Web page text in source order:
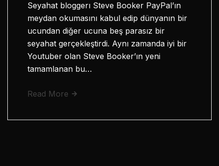
Seyahat bloggerı Steve Booker PayPal’ın
meydan okumasını kabul edip dünyanın bir
ucundan diğer ucuna beş parasız bir
seyahat gerçekleştirdi. Aynı zamanda iyi bir
Youtuber olan Steve Booker’ın yeni
tamamlanan bu…
Read More